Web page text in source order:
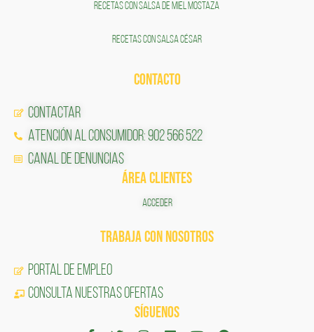
RECETAS CON SALSA DE MIEL MOSTAZA
RECETAS CON SALSA CÉSAR
CONTACTO
Contactar
Atención al Consumidor: 902 566 522
Canal de Denuncias
ÁREA CLIENTES
ACCEDER
TRABAJA CON NOSOTROS
Portal de Empleo
CONSULTA NUESTRAS OFERTAS
SÍGUENOS